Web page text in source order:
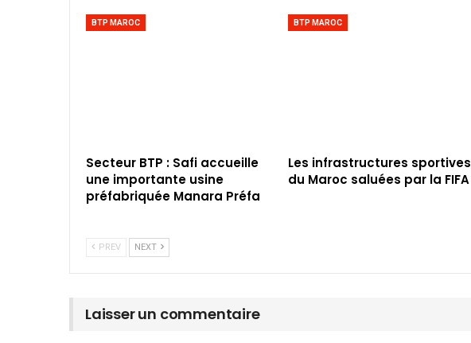
BTP MAROC
Secteur BTP : Safi accueille
une importante usine
préfabriquée Manara Préfa
BTP MAROC
Les infrastructures sportives
du Maroc saluées par la FIFA
PREV NEXT
Laisser un commentaire